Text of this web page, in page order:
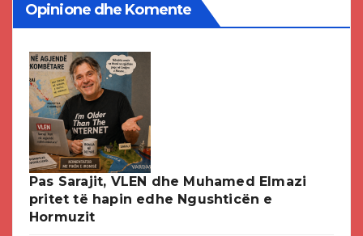
Opinione dhe Komente
Pas Sarajit, VLEN dhe Muhamed Elmazi
pritet të hapin edhe Ngushticën e
Hormuzit